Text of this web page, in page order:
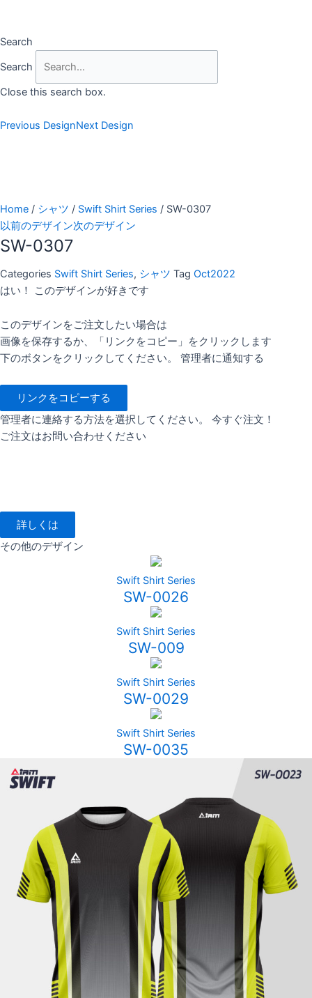
content
Search
Search
Close this search box.
Previous DesignNext Design
Home / シャツ / Swift Shirt Series / SW-0307
以前のデザイン次のデザイン
SW-0307
Categories Swift Shirt Series, シャツ Tag Oct2022
はい！ このデザインが好きです
このデザインをご注文したい場合は
画像を保存するか、「リンクをコピー」をクリックします
下のボタンをクリックしてください。 管理者に通知する
リンクをコピーする
管理者に連絡する方法を選択してください。 今すぐ注文！
ご注文はお問い合わせください
詳しくは
その他のデザイン
Swift Shirt Series
SW-0026
Swift Shirt Series
SW-009
Swift Shirt Series
SW-0029
Swift Shirt Series
SW-0035